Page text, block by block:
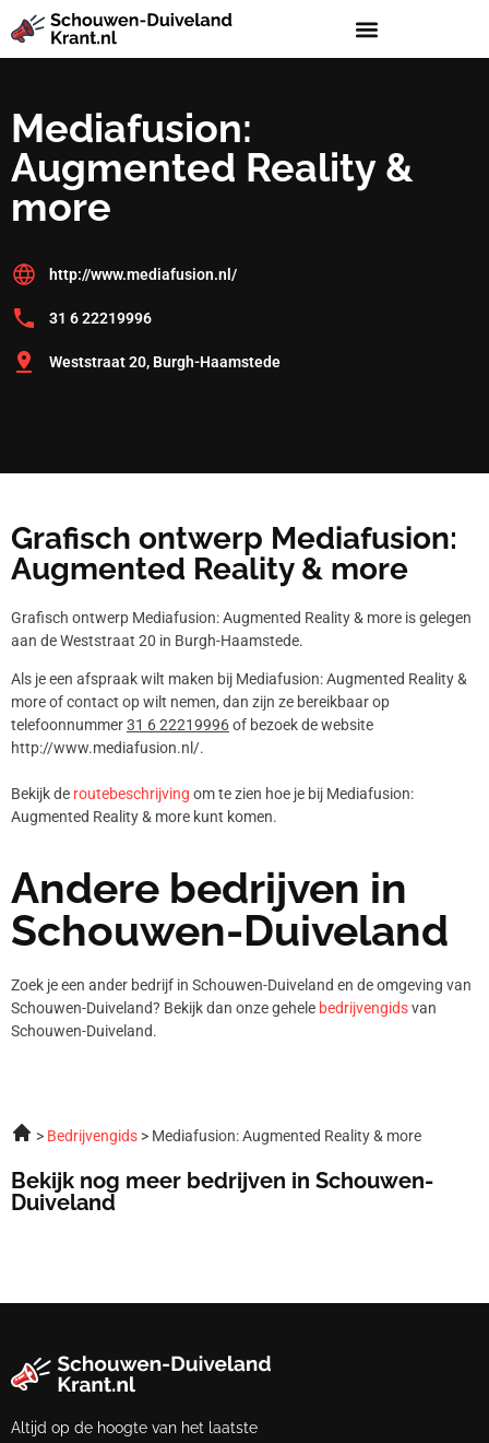
Mediafusion:
Augmented Reality &
more
http://www.mediafusion.nl/
31 6 22219996
Weststraat 20, Burgh-Haamstede
Grafisch ontwerp Mediafusion:
Augmented Reality & more
Grafisch ontwerp Mediafusion: Augmented Reality & more is gelegen
aan de Weststraat 20 in Burgh-Haamstede.
Als je een afspraak wilt maken bij Mediafusion: Augmented Reality &
more of contact op wilt nemen, dan zijn ze bereikbaar op
telefoonnummer31 6 22219996of bezoek de website
http://www.mediafusion.nl/.
Bekijk de routebeschrijving om te zien hoe je bij Mediafusion:
Augmented Reality & more kunt komen.
Andere bedrijven in
Schouwen-Duiveland
Zoek je een ander bedrijf in Schouwen-Duiveland en de omgeving van
Schouwen-Duiveland? Bekijk dan onze gehele bedrijvengidsvan
Schouwen-Duiveland.
Bedrijvengids Mediafusion: Augmented Reality & more
Bekijk nog meer bedrijven in Schouwen-
Duiveland
Altijd op de hoogte van het laatste